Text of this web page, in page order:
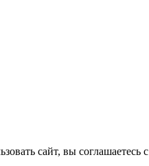
сайт, вы соглашаетесь с